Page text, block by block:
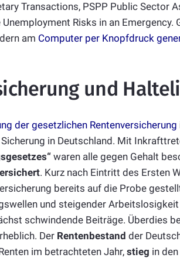
Transactions, PSPP Public Sector
Risks in an Emergency.
am Computer per Knopfdruck
und
der gesetzlichen Rentenversicherung
in Deutschland. Mit
waren alle gegen Gehalt
. Kurz nach Eintritt des Ersten
bereits auf die Probe
und steigender
schwindende Beiträge. Überdies
Der Rentenbestand der
im betrachteten Jahr, stieg in